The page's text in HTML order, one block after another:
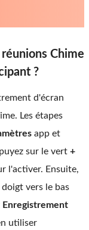
Chime
?
d'écran
Les étapes
app et
sur le vert +
l'activer. Ensuite,
vers le bas
Enregistrement
utiliser